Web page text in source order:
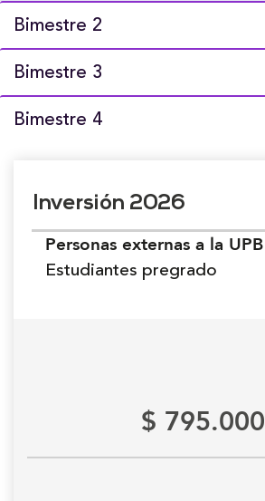
Bimestre 2
Bimestre 3
Bimestre 4
Inversión 2026
Personas externas a la UPB
Estudiantes pregrado
$ 795.000